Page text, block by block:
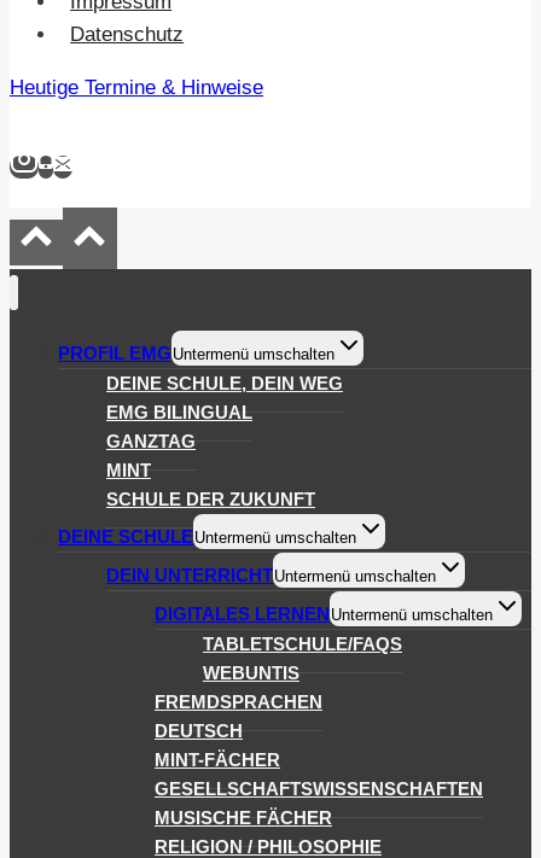
Datenschutz
Heutige Termine & Hinweise
PROFIL EMG Untermenü umschalten
DEINE SCHULE, DEIN WEG
EMG BILINGUAL
GANZTAG
MINT
SCHULE DER ZUKUNFT
DEINE SCHULEUntermenü umschalten
DEIN UNTERRICHTUntermenü umschalten
DIGITALES LERNEN Untermenü umschalten
TABLETSCHULE/FAQS
WEBUNTIS
FREMDSPRACHEN
DEUTSCH
MINT-FÄCHER
GESELLSCHAFTSWISSENSCHAFTEN
MUSISCHE FÄCHER
RELIGION / PHILOSOPHIE